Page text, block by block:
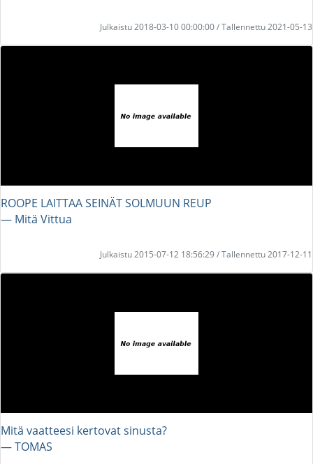
Julkaistu 2018-03-10 00:00:00 / Tallennettu 2021-05-13
ROOPE LAITTAA SEINÄT SOLMUUN REUP
― Mitä Vittua
Julkaistu 2015-07-12 18:56:29 / Tallennettu 2017-12-11
Mitä vaatteesi kertovat sinusta?
― TOMAS